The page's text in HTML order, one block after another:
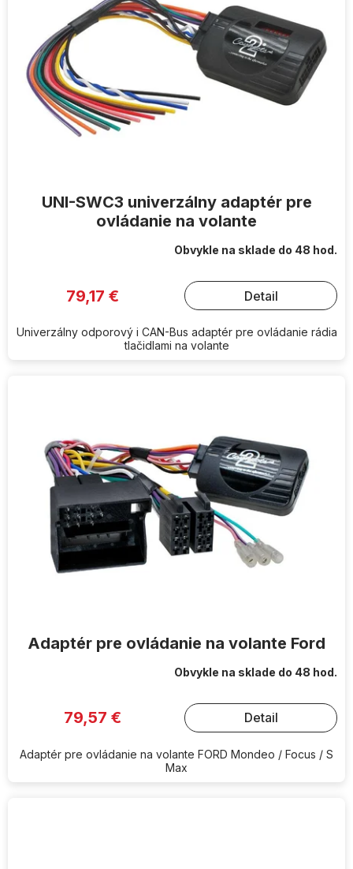
UNI-SWC3 univerzálny adaptér pre
ovládanie na volante
Obvykle na sklade do 48 hod.
79,17 € Detail
Univerzálny odporový i CAN-Bus adaptér pre ovládanie rádia
tlačidlami na volante
Adaptér pre ovládanie na volante Ford
Obvykle na sklade do 48 hod.
79,57 € Detail
Adaptér pre ovládanie na volante FORD Mondeo / Focus / S
Max